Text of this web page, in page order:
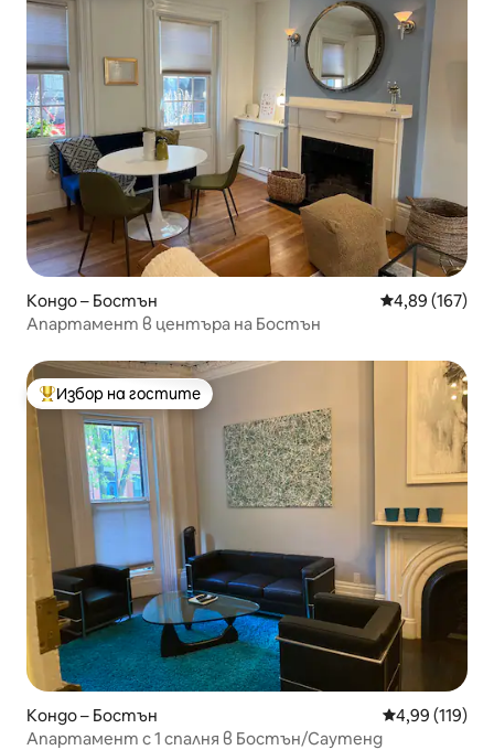
Кондо – Бостън Средна
4,89 (167)
Апартамент в центъра на Бостън
Най-популярен избор на гостите
Избор на гостите
Кондо – Бостън Средна
4,99 (119)
Апартамент с 1 спалня в Бостън/Саутенд